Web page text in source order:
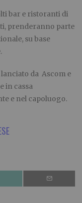
bar e ristoranti di
prenderanno parte
su base
lanciato da Ascom e
in cassa
e nel capoluogo.